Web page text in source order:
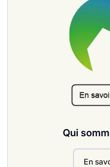
Qui
En